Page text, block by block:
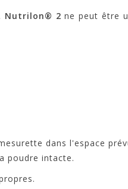
Nutrilon® 2 ne peut être
dans l'espace
poudre intacte.